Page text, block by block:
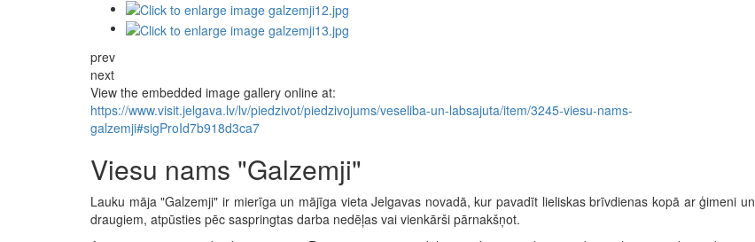
prev
next
View the embedded image gallery online at:
https://www.visit.jelgava.lv/lv/piedzivot/piedzivojums/veseliba-un-labsajuta/item/3245-viesu-nams-
galzemji#sigProId7b918d3ca7
Viesu nams "Galzemji"
Lauku māja "Galzemji" ir mierīga un mājīga vieta Jelgavas novadā, kur pavadīt lieliskas brīvdienas kopā ar ģimeni un
draugiem, atpūsties pēc saspringtas darba nedēļas vai vienkārši pārnakšņot.